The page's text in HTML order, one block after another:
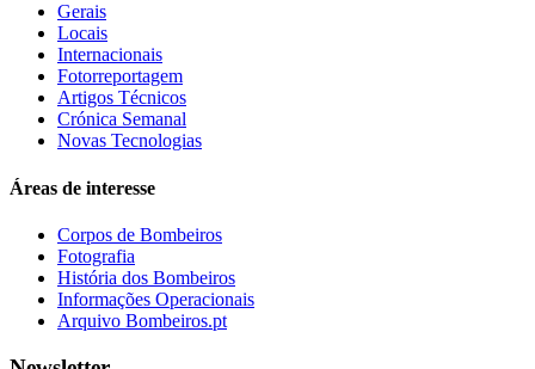
Gerais
Locais
Internacionais
Fotorreportagem
Artigos Técnicos
Crónica Semanal
Novas Tecnologias
Áreas de interesse
Corpos de Bombeiros
Fotografia
História dos Bombeiros
Informações Operacionais
Arquivo Bombeiros.pt